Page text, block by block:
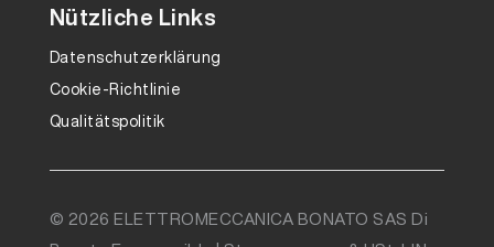
Nützliche Links
Datenschutzerklärung
Cookie-Richtlinie
Qualitätspolitik
© 2026 ELETTROMECCANICA BONATO SAS Di